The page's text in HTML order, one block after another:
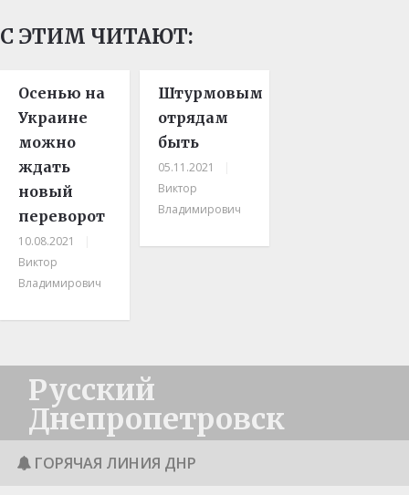
С ЭТИМ ЧИТАЮТ:
Осенью на
Украине
можно
ждать
новый
переворот
10.08.2021
Виктор
Владимирович
Штурмовым
отрядам
быть
05.11.2021
Виктор
Владимирович
Русский
Днепропетровск
ГОРЯЧАЯ ЛИНИЯ ДНР